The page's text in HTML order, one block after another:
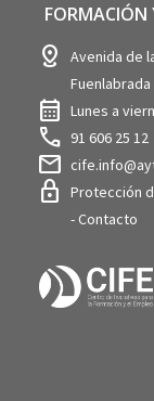
FORMACIÓN
distance
Avenida de
Fuenlabrada
calendar_month Lunes a
call 91 606 25 12
mail
lock Protección
-Contacto